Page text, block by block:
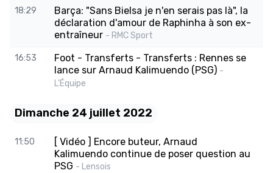
18:29
Barça: "Sans Bielsa je n'en serais pas là", la
déclaration d'amour de Raphinha à son ex-
entraîneur - RMC Sport
16:53
Foot - Transferts - Transferts : Rennes se
lance sur Arnaud Kalimuendo (PSG) -
L'Équipe
Dimanche 24 juillet 2022
11:50
[ Vidéo ] Encore buteur, Arnaud
Kalimuendo continue de poser question au
PSG - Lensois